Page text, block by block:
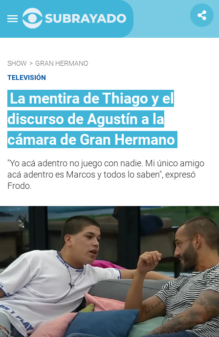
SHOW > GRAN HERMANO
TELEVISIÓN
La mentira de Thiago y el
discurso de Agustín a la
cámara de Gran Hermano
"Yo acá adentro no juego con nadie. Mi único amigo
acá adentro es Marcos y todos lo saben", expresó
Frodo.